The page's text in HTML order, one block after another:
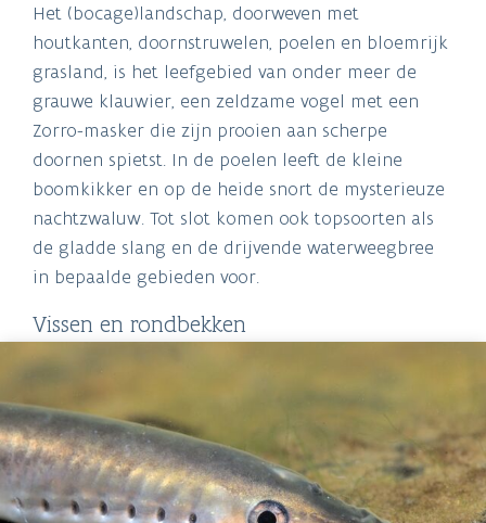
Het (bocage)landschap, doorweven met
houtkanten, doornstruwelen, poelen en bloemrijk
grasland, is het leefgebied van onder meer de
grauwe klauwier, een zeldzame vogel met een
Zorro-masker die zijn prooien aan scherpe
doornen spietst. In de poelen leeft de kleine
boomkikker en op de heide snort de mysterieuze
nachtzwaluw. Tot slot komen ook topsoorten als
de gladde slang en de drijvende waterweegbree
in bepaalde gebieden voor.
Vissen en rondbekken